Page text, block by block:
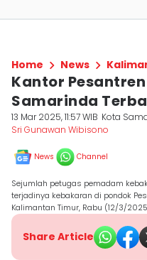
Home News
Kantor
Samarinda
13 Mar 2025, 11:57 WIB Kota
Sri Gunawan Wibisono
News Channel
Sejumlah petugas pemadam
terjadinya kebakaran di pondok
Kalimantan Timur, Rabu (12/3/
Share Article